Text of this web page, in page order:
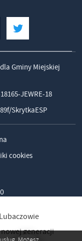
Gminy Miejskiej
JEWRE-18
SkrytkaESP
cookies
generacji